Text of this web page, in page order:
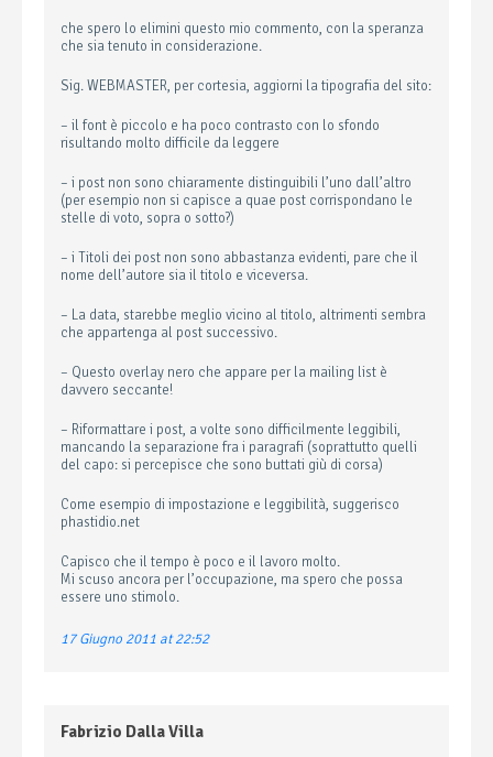
che spero lo elimini questo mio commento, con la speranza
che sia tenuto in considerazione.
Sig. WEBMASTER, per cortesia, aggiorni la tipografia del sito:
– il font è piccolo e ha poco contrasto con lo sfondo
risultando molto difficile da leggere
– i post non sono chiaramente distinguibili l’uno dall’altro
(per esempio non si capisce a quae post corrispondano le
stelle di voto, sopra o sotto?)
– i Titoli dei post non sono abbastanza evidenti, pare che il
nome dell’autore sia il titolo e viceversa.
– La data, starebbe meglio vicino al titolo, altrimenti sembra
che appartenga al post successivo.
– Questo overlay nero che appare per la mailing list è
davvero seccante!
– Riformattare i post, a volte sono difficilmente leggibili,
mancando la separazione fra i paragrafi (soprattutto quelli
del capo: si percepisce che sono buttati giù di corsa)
Come esempio di impostazione e leggibilità, suggerisco
phastidio.net
Capisco che il tempo è poco e il lavoro molto.
Mi scuso ancora per l’occupazione, ma spero che possa
essere uno stimolo.
17 Giugno 2011 at 22:52
Fabrizio Dalla Villa